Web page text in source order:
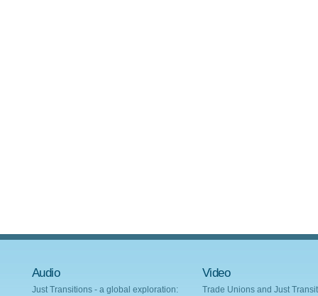
Audio
Just Transitions - a global exploration:
Video
Trade Unions and Just